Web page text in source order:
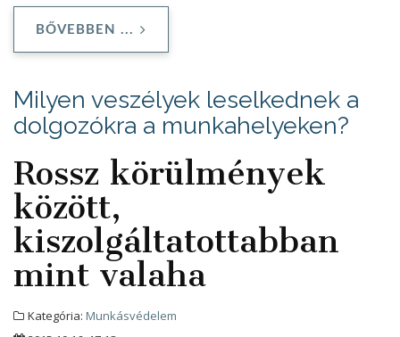
BŐVEBBEN ...
Milyen veszélyek leselkednek a
dolgozókra a munkahelyeken?
Rossz körülmények
között,
kiszolgáltatottabban
mint valaha
Kategória: Munkásvédelem